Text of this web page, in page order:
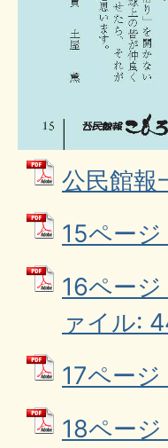
公民館報
15ペー
16ペー
ァイル:
17ペー
18ペー